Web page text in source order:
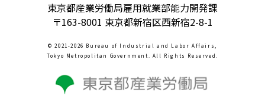
東京都産業労働局雇用就業部能力開発課
〒163-8001 東京都新宿区西新宿2-8-1
© 2021-2026 Bureau of Industrial and Labor Affairs,
Tokyo Metropolitan Government. All Rights Reserved.